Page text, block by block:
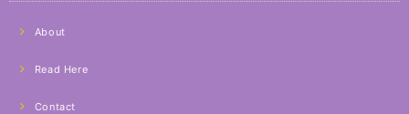
About
Read Here
Contact